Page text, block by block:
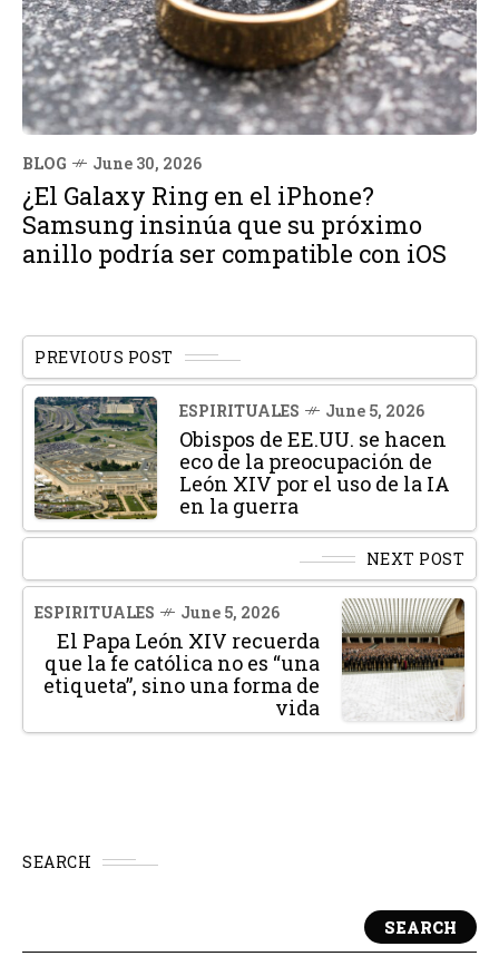
BLOG June 30, 2026
¿El Galaxy Ring en el iPhone?
Samsung insinúa que su próximo
anillo podría ser compatible con iOS
PREVIOUS POST
ESPIRITUALES June 5, 2026
Obispos de EE.UU. se hacen
eco de la preocupación de
León XIV por el uso de la IA
en la guerra
NEXT POST
ESPIRITUALES June 5, 2026
El Papa León XIV recuerda
que la fe católica no es “una
etiqueta”, sino una forma de
vida
SEARCH
SEARCH